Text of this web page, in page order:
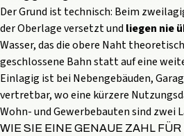
Der Grund ist technisch: Beim
der Oberlage versetzt und liegen nie
Wasser, das die obere Naht
geschlossene Bahn statt auf eine
Einlagig ist bei Nebengebäuden,
vertretbar, wo eine kürzere
Wohn- und Gewerbebauten sind zwei
WIE SIE EINE GENAUE ZAHL